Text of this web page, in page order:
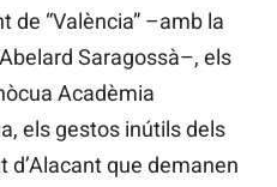
de “València” –amb la
Saragossà–, els
Acadèmia
els gestos inútils dels
d’Alacant que demanen